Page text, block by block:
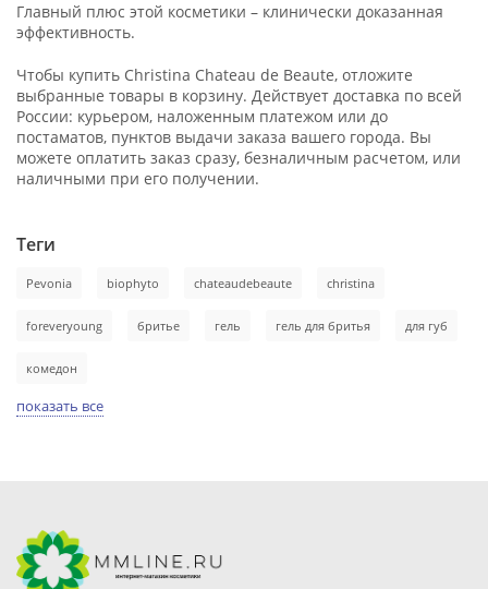
Главный плюс этой косметики – клинически доказанная
эффективность.
Чтобы купить Christina Chateau de Beaute, отложите
выбранные товары в корзину. Действует доставка по всей
России: курьером, наложенным платежом или до
постаматов, пунктов выдачи заказа вашего города. Вы
можете оплатить заказ сразу, безналичным расчетом, или
наличными при его получении.
Теги
Pevonia biophyto chateaudebeaute christina
foreveryoung бритье гель гель для бритья для губ
комедон
показать все